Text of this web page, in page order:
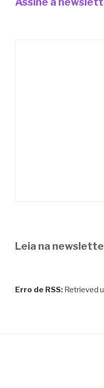
Leia na
Erro de RSS: Retrieved